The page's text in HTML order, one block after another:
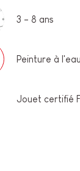
3 - 8 ans
Peinture à l'eau
Jouet certifié